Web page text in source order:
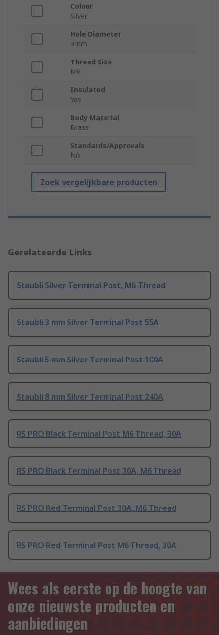
Colour
Silver
Hole Diameter
3mm
Thread Size
M6
Insulated
Yes
Body Material
Brass
Standards/Approvals
No
Zoek vergelijkbare producten
Gerelateerde Links
Staubli Silver Terminal Post, M6 Thread
Staubli 3 mm Silver Terminal Post 55A
Staubli 5 mm Silver Terminal Post 100A
Staubli 8 mm Silver Terminal Post 240A
RS PRO Black Terminal Post M6 Thread, 30A
RS PRO Black Terminal Post 30A, M6 Thread
RS PRO Red Terminal Post 30A, M6 Thread
RS PRO Red Terminal Post M6 Thread, 30A
Wees als eerste op de hoogte van
onze nieuwste producten en
aanbiedingen